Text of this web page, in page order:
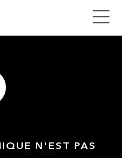
N'EST PAS